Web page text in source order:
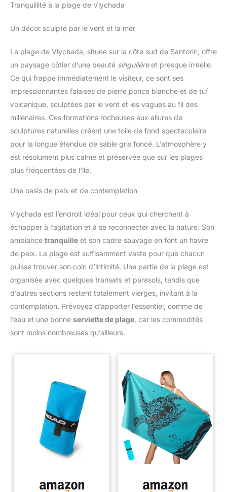
Tranquillité à la plage de Vlychada
Un décor sculpté par le vent et la mer
La plage de Vlychada, située sur la côte sud de Santorin, offre
un paysage côtier d’une beauté singulièreet presque irréelle.
Ce qui frappe immédiatement le visiteur, ce sont ses
impressionnantes falaises de pierre ponce blanche et de tuf
volcanique, sculptées par le vent et les vagues au fil des
millénaires. Ces formations rocheuses aux allures de
sculptures naturelles créent une toile de fond spectaculaire
pour la longue étendue de sable gris foncé. L’atmosphère y
est résolument plus calme et préservée que sur les plages
plus fréquentées de l’île.
Une oasis de paix et de contemplation
Vlychada est l’endroit idéal pour ceux qui cherchent à
échapper à l’agitation et à se reconnecter avec la nature. Son
ambiance tranquille et son cadre sauvage en font un havre
de paix. La plage est suffisamment vaste pour que chacun
puisse trouver son coin d’intimité. Une partie de la plage est
organisée avec quelques transats et parasols, tandis que
d’autres sections restent totalement vierges, invitant à la
contemplation. Prévoyez d’apporter l’essentiel, comme de
l’eau et une bonne serviette de plage, car les commodités
sont moins nombreuses qu’ailleurs.